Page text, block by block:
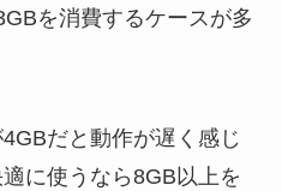
を消費するケースが多
だと動作が遅く感じ
に使うなら8GB以上を